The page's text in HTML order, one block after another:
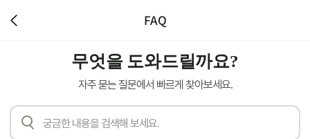
FAQ
무엇을 도와드릴까요?
자주 묻는 질문에서 빠르게 찾아보세요.